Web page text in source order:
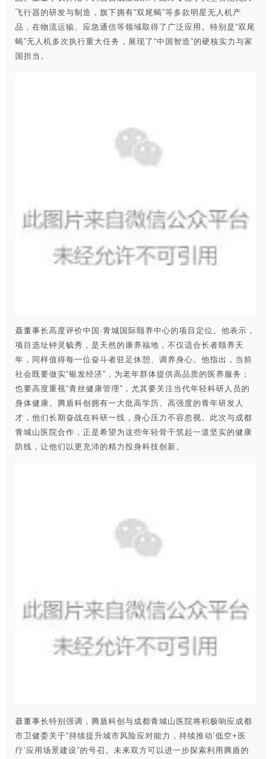
飞行器的研发与制造，旗下拥有“双尾蝎”等多款明星无人机产
品，在物流运输、应急通信等领域取得了广泛应用。特别是“双尾
蝎”无人机多次执行重大任务，展现了“中国智造”的硬核实力与家
国担当。
聂董事长高度评价中国·青城国际颐养中心的项目定位。他表示，
项目选址钟灵毓秀，是天然的康养福地，不仅适合长者颐养天
年，同样值得每一位奋斗者驻足休憩、调养身心。他指出，当前
社会既要做实“银发经济”，为老年群体提供高品质的医养服务；
也要高度重视“青丝健康管理”，尤其要关注当代年轻科研人员的
身体健康。腾盾科创拥有一大批高学历、高强度的青年研发人
才，他们长期奋战在科研一线，身心压力不容忽视。此次与成都
青城山医院合作，正是希望为这些年轻骨干筑起一道坚实的健康
防线，让他们以更充沛的精力投身科技创新。
聂董事长特别强调，腾盾科创与成都青城山医院将积极响应成都
市卫健委关于“持续提升城市风险应对能力，持续推动‘低空+医
疗’应用场景建设”的号召。未来双方可以进一步探索利用腾盾的